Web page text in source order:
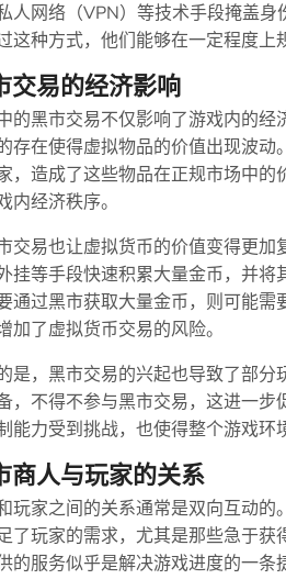
人网络（VPN）等技术手段掩盖
这种方式，他们能够在一定程度上
交易的经济影响
的黑市交易不仅影响了游戏内的经
存在使得虚拟物品的价值出现波
，造成了这些物品在正规市场中
内经济秩序。
交易也让虚拟货币的价值变得更
挂等手段快速积累大量金币，并
通过黑市获取大量金币，则可能
加了虚拟货币交易的风险。
是，黑市交易的兴起也导致了部
，不得不参与黑市交易，这进一
能力受到挑战，也使得整个游戏环
商人与玩家的关系
玩家之间的关系通常是双向互动
了玩家的需求，尤其是那些急于
的服务似乎是解决游戏进度的一条